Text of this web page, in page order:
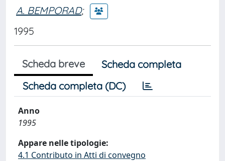
A. BEMPORAD;
1995
Scheda breve
Scheda completa
Scheda completa (DC)
Anno
1995
Appare nelle tipologie:
4.1 Contributo in Atti di convegno